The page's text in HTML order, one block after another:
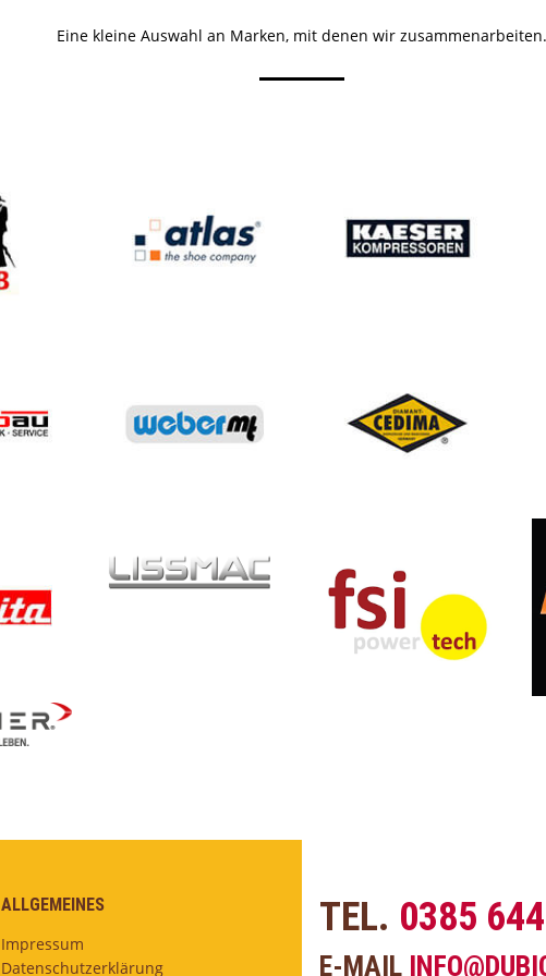
Eine kleine Auswahl an Marken, mit denen wir zusammenarbeiten.
ALLGEMEINES
Impressum
Datenschutzerklärung
TEL. 0385
E-MAIL